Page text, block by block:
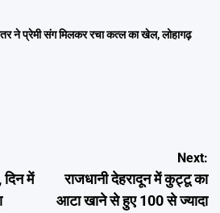
प्रेमी संग मिलकर रचा कत्ल का खेल, लोहागढ़
में
Next:
राजधानी देहरादून में कुट्टू का
आटा खाने से हुए 100 से ज्यादा